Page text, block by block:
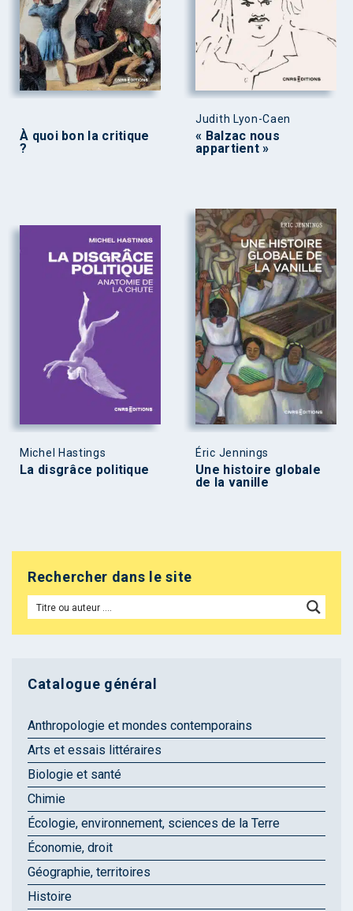
À quoi bon la critique
?
Judith Lyon-Caen
« Balzac nous
appartient »
Michel Hastings
La disgrâce politique
Éric Jennings
Une histoire globale
de la vanille
Rechercher dans le site
Catalogue général
Anthropologie et mondes contemporains
Arts et essais littéraires
Biologie et santé
Chimie
Écologie, environnement, sciences de la Terre
Économie, droit
Géographie, territoires
Histoire